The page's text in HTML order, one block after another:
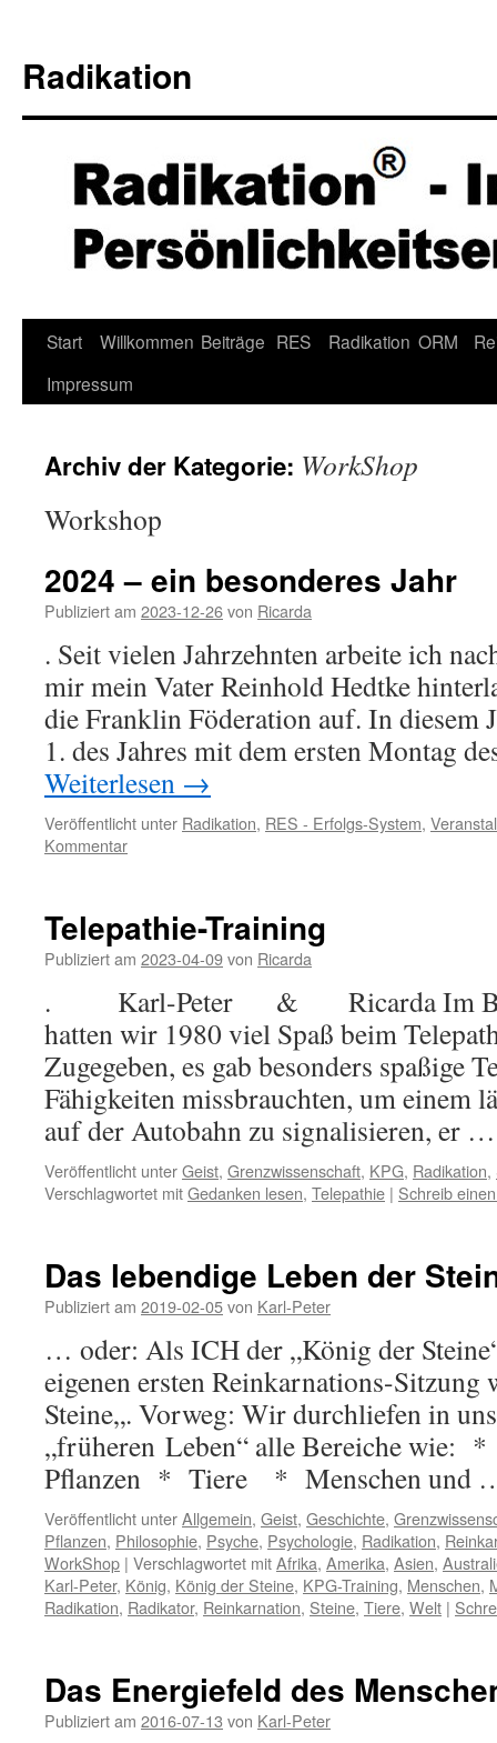
Radikation
Zum
Inhalt
Start Willkommen Beiträge RES Radikation ORM
Impressum
Archiv der Kategorie: WorkShop
Workshop
2024 – ein besonderes Jahr
Publiziert am 2023-12-26von Ricarda
. Seit vielen Jahrzehnten arbeite ich
mir mein Vater Reinhold Hedtke
die Franklin Föderation auf. In diesem
1. des Jahres mit dem ersten Montag
Weiterlesen →
Veröffentlicht unter Radikation, RES - Erfolgs-System,
Kommentar
Telepathie-Training
Publiziert am 2023-04-09von Ricarda
. Karl-Peter & Ricarda Im Bio-
hatten wir 1980 viel Spaß beim
Zugegeben, es gab besonders spaßige
Fähigkeiten missbrauchten, um einem
auf der Autobahn zu signalisieren, er
Veröffentlicht unterGeist, Grenzwissenschaft, KPG, Radikation,
Verschlagwortet mitGedanken lesen, Telepathie | Schreib
Das lebendige Leben der
Publiziert am 2019-02-05von Karl-Peter
… oder: Als ICH der „König der
eigenen ersten Reinkarnations-Sitzung
Steine„. Vorweg: Wir durchliefen in
„früheren Leben“ alle Bereiche
Pflanzen * Tiere * Menschen
Veröffentlicht unterAllgemein, Geist, Geschichte,
Pflanzen, Philosophie, Psyche, Psychologie, Radikation,
WorkShop | Verschlagwortet mitAfrika, Amerika, Asien,
Karl-Peter, König, König der Steine, KPG-Training, Menschen,
Radikation, Radikator, Reinkarnation, Steine, Tiere, Welt |
Das Energiefeld des
Publiziert am 2016-07-13 von Karl-Peter